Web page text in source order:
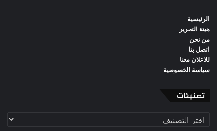
الرئيسية
هيئة التحرير
من نحن
اتصل بنا
للاعلان معنا
سياسة الخصوصية
تصنيفات
تصنيفات